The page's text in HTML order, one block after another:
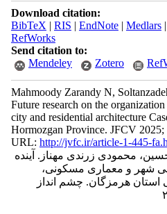
Download citation:
BibTeX | RIS | EndNote| Medlars|
RefWorks
Send citation to:
Mendeley
Zotero
Mahmoody Zarandy N,
Future research on the
city and residential architecture
Hormozgan Province. JFCV 2025;
URL: http://jvfc.ir/article-1-445-
محمودی زرندی مهناز. آینده
شهر و معماری مسکونی،
هرمزگان. چشم انداز